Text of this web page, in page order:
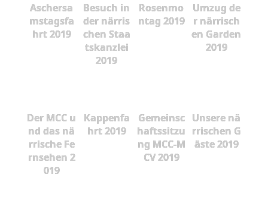
Aschersa
mstagsfa
hrt 2019
Besuch in
der närris
chen Staa
tskanzlei
2019
Rosenmo
ntag 2019
Umzug de
r närrisch
en Garden
2019
Der MCC u
nd das nä
rrische Fe
rnsehen 2
019
Kappenfa
hrt 2019
Gemeinsc
haftssitzu
ng MCC-M
CV 2019
Unsere nä
rrischen G
äste 2019